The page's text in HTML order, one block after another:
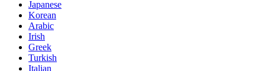
Japanese
Korean
Arabic
Irish
Greek
Turkish
Italian